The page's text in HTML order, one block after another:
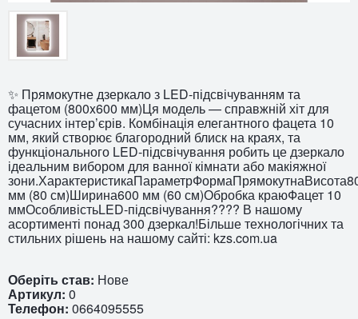
✨ Прямокутне дзеркало з LED-підсвічуванням та
фацетом (800x600 мм)Ця модель — справжній хіт для
сучасних інтер’єрів. Комбінація елегантного фацета 10
мм, який створює благородний блиск на краях, та
функціонального LED-підсвічування робить це дзеркало
ідеальним вибором для ванної кімнати або макіяжної
мм (80 см)Ширина600 мм (60 см)Обробка краюФацет 10
ммОсобливістьLED-підсвічування???? В нашому
асортименті понад 300 дзеркал!Більше технологічних та
стильних рішень на нашому сайті: kzs.com.ua
Оберіть став: Нове
Артикул: 0
Телефон: 0664095555